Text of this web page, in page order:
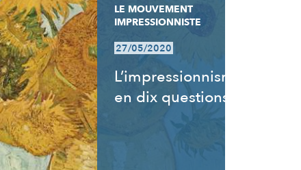
LE MOUVEMENT
IMPRESSIONNISTE
27/05/2020
L’impressionnisme
en dix questions